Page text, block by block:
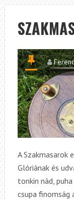
A Szakmasarok
Glóriának és
tonkin nád,
csupa finomság